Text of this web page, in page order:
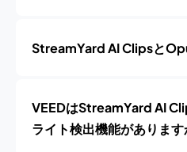
StreamYard AI Clipsと
VEEDはStreamYard AI
ライト検出機能があります